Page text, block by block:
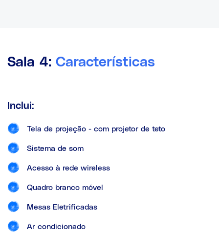
Sala 4: Características
Inclui:
Tela de projeção - com projetor de teto
Sistema de som
Acesso à rede wireless
Quadro branco móvel
Mesas Eletrificadas
Ar condicionado